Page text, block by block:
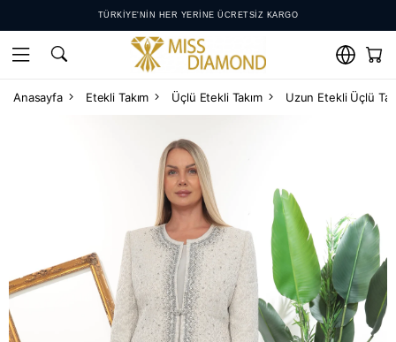
TÜRKIYE'NIN HER YERINE ÜCRETSIZ KARGO
12 AY'A VARAN TAKSITLER
KOLAY IADE VE DEĞIŞIM KOŞULLARI
Anasayfa Etekli Takım Üçlü Etekli Takım Uzun Etekli Üçlü